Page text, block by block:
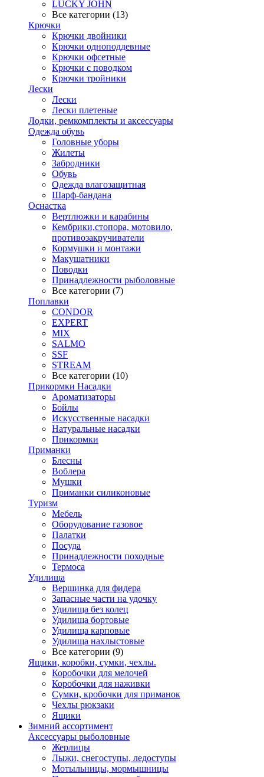
LUCKY JOHN
Все категории (13)
Крючки
Крючки двойники
Крючки одноподдевные
Крючки офсетные
Крючки с поводком
Крючки тройники
Лески
Лески
Лески плетеные
Лодки, ремкомплекты и аксессуары
Одежда обувь
Головные уборы
Жилеты
Забродники
Обувь
Одежда влагозащитная
Шарф-бандана
Оснастка
Вертлюжки и карабины
Кембрики,стопора, мотовило,
противозакручиватели
Кормушки и монтажи
Макушатники
Поводки
Принадлежности рыболовные
Все категории (7)
Поплавки
CONDOR
EXPERT
MIX
SALMO
SSF
STREAM
Все категории (10)
Прикормки Насадки
Ароматизаторы
Бойлы
Искусственные насадки
Натуральные насадки
Прикормки
Приманки
Блесны
Воблера
Мушки
Приманки силиконовые
Туризм
Мебель
Оборудование газовое
Палатки
Посуда
Принадлежности походные
Термоса
Удилища
Вершинка для фидера
Запасные части на удочку
Удилища без колец
Удилища бортовые
Удилища карповые
Удилища нахлыстовые
Все категории (9)
Ящики, коробки, сумки, чехлы.
Коробочки для мелочей
Коробочки для наживки
Сумки, кробочки для приманок
Чехлы рюкзаки
Ящики
Зимний ассортимент
Аксессуары рыболовные
Жерлицы
Лыжи, снегоступы, ледоступы
Мотыльницы, мормышницы